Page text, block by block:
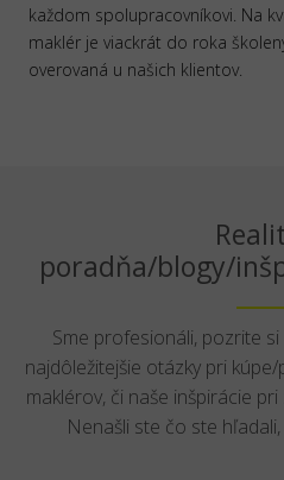
každom spolupracovníkovi. Na
maklér je viackrát do roka
overovaná u našich klientov.
poradňa/blogy/
Sme profesionáli, pozrite
najdôležitejšie otázky pri
maklérov, či naše inšpirácie
Nenašli ste čo ste hľadali,